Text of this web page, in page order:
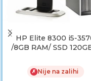
HP Elite 8300 i5-
/8GB RAM/ SSD
✗ Nije na zalihi